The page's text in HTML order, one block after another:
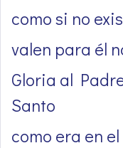
como si no
valen para él
Gloria al
Santo
como era en